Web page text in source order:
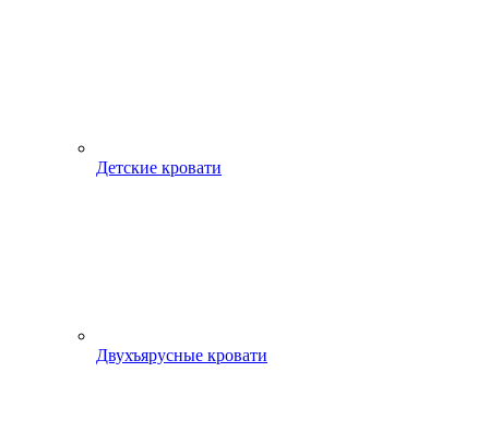
Детские кровати
Двухъярусные кровати